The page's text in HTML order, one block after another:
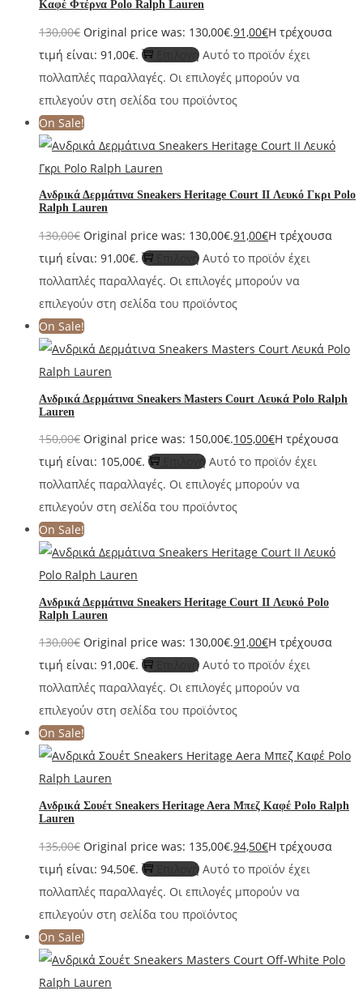
Καφέ Φτέρνα Polo Ralph Lauren
130,00€ Original price was: 130,00€.91,00€Η τρέχουσα
τιμή είναι: 91,00€.
Επιλογή Αυτό το προϊόν έχει
πολλαπλές παραλλαγές. Οι επιλογές μπορούν να
επιλεγούν στη σελίδα του προϊόντος
On Sale!
Aνδρικά Δερμάτινα Sneakers Heritage Court II Λευκό Γκρι Polo
Ralph Lauren
130,00€ Original price was: 130,00€.91,00€Η τρέχουσα
τιμή είναι: 91,00€.
Επιλογή Αυτό το προϊόν έχει
πολλαπλές παραλλαγές. Οι επιλογές μπορούν να
επιλεγούν στη σελίδα του προϊόντος
On Sale!
Aνδρικά Δερμάτινα Sneakers Masters Court Λευκά Polo Ralph
Lauren
150,00€ Original price was: 150,00€.105,00€Η τρέχουσα
τιμή είναι: 105,00€.
Επιλογή Αυτό το προϊόν έχει
πολλαπλές παραλλαγές. Οι επιλογές μπορούν να
επιλεγούν στη σελίδα του προϊόντος
On Sale!
Aνδρικά Δερμάτινα Sneakers Heritage Court II Λευκό Polo
Ralph Lauren
130,00€ Original price was: 130,00€.91,00€Η τρέχουσα
τιμή είναι: 91,00€.
Επιλογή Αυτό το προϊόν έχει
πολλαπλές παραλλαγές. Οι επιλογές μπορούν να
επιλεγούν στη σελίδα του προϊόντος
On Sale!
Aνδρικά Σουέτ Sneakers Heritage Aera Μπεζ Καφέ Polo Ralph
Lauren
135,00€ Original price was: 135,00€.94,50€Η τρέχουσα
τιμή είναι: 94,50€.
Επιλογή Αυτό το προϊόν έχει
πολλαπλές παραλλαγές. Οι επιλογές μπορούν να
επιλεγούν στη σελίδα του προϊόντος
On Sale!